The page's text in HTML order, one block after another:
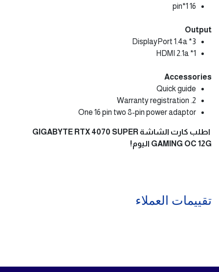
16 pin*1
Output
DisplayPort 1.4a *3
HDMI 2.1a *1
Accessories
Quick guide
2. Warranty registration
One 16 pin two 8-pin power adaptor
اطلب كارت الشاشة GIGABYTE RTX 4070 SUPER
GAMING OC 12G اليوم!
تقييمات العملاء